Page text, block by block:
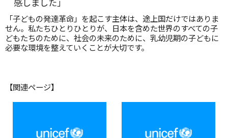
「子どもの発達革命」を起こす主体は、途上国だけではありま
せん。私たちひとりひとりが、日本を含めた世界のすべての子
どもたちのために、社会の未来のために、乳幼児期の子どもに
必要な環境を整えていくことが大切です。
【関連ページ】